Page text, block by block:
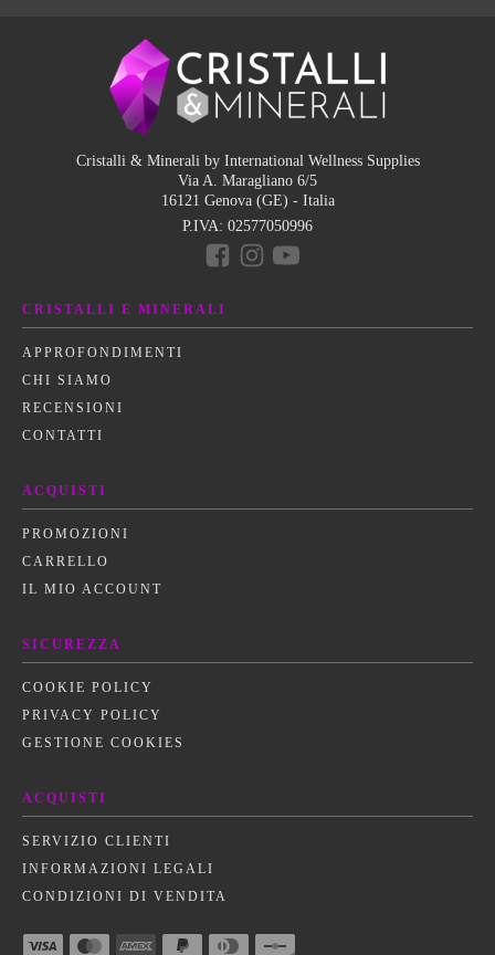
Cristalli & Minerali by International Wellness Supplies
Via A. Maragliano 6/5
16121 Genova (GE) - Italia
P.IVA: 02577050996
CRISTALLI E MINERALI
APPROFONDIMENTI
CHI SIAMO
RECENSIONI
CONTATTI
ACQUISTI
PROMOZIONI
CARRELLO
IL MIO ACCOUNT
SICUREZZA
COOKIE POLICY
PRIVACY POLICY
GESTIONE COOKIES
ACQUISTI
SERVIZIO CLIENTI
INFORMAZIONI LEGALI
CONDIZIONI DI VENDITA